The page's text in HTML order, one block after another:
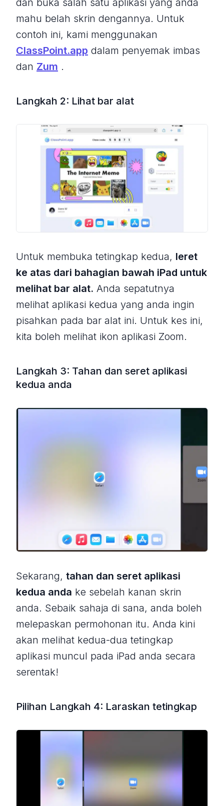
dan buka salah satu aplikasi yang anda
mahu belah skrin dengannya. Untuk
contoh ini, kami menggunakan
ClassPoint.app dalam penyemak imbas
dan Zum .
Langkah 2: Lihat bar alat
Untuk membuka tetingkap kedua, leret
ke atas dari bahagian bawah iPad untuk
melihat bar alat. Anda sepatutnya
melihat aplikasi kedua yang anda ingin
pisahkan pada bar alat ini. Untuk kes ini,
kita boleh melihat ikon aplikasi Zoom.
Langkah 3: Tahan dan seret aplikasi
kedua anda
Sekarang, tahan dan seret aplikasi
kedua anda ke sebelah kanan skrin
anda. Sebaik sahaja di sana, anda boleh
melepaskan permohonan itu. Anda kini
akan melihat kedua-dua tetingkap
aplikasi muncul pada iPad anda secara
serentak!
Pilihan Langkah 4: Laraskan tetingkap